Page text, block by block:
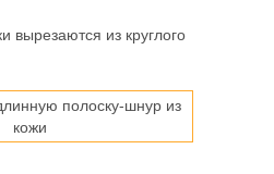
вырезаются из круглого